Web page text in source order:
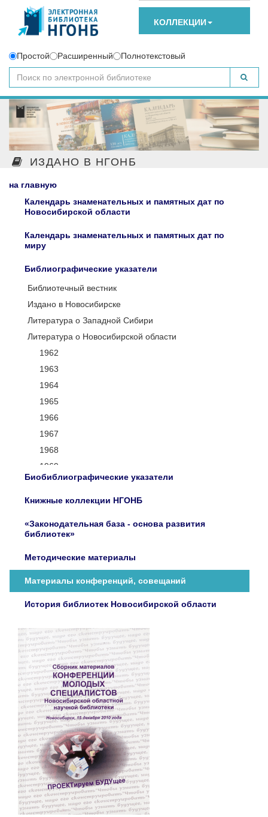
КОЛЛЕКЦИИ
Простой Расширенный Полнотекстовый
ИЗДАНО В НГОНБ
на главную
Календарь знаменательных и памятных дат по
Новосибирской области
Календарь знаменательных и памятных дат по
миру
Библиографические указатели
Библиотечный вестник
Издано в Новосибирске
Литература о Западной Сибири
Литература о Новосибирской области
1962
1963
1964
1965
1966
1967
1968
1969
1970
1971
1973
1975
1976
1978
1979
1980
1981
1982
1983
1984
1985
1986
1987
1990
1991
1992
Биобиблиографические указатели
Книжные коллекции НГОНБ
«Законодательная база - основа развития
библиотек»
Методические материалы
Материалы конференций, совещаний
История библиотек Новосибирской области